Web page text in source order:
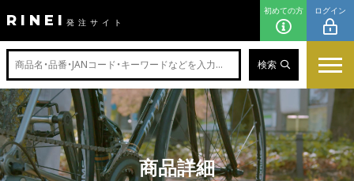
RINEI 発注サイト
初めての方 ログイン
検索
商品詳細